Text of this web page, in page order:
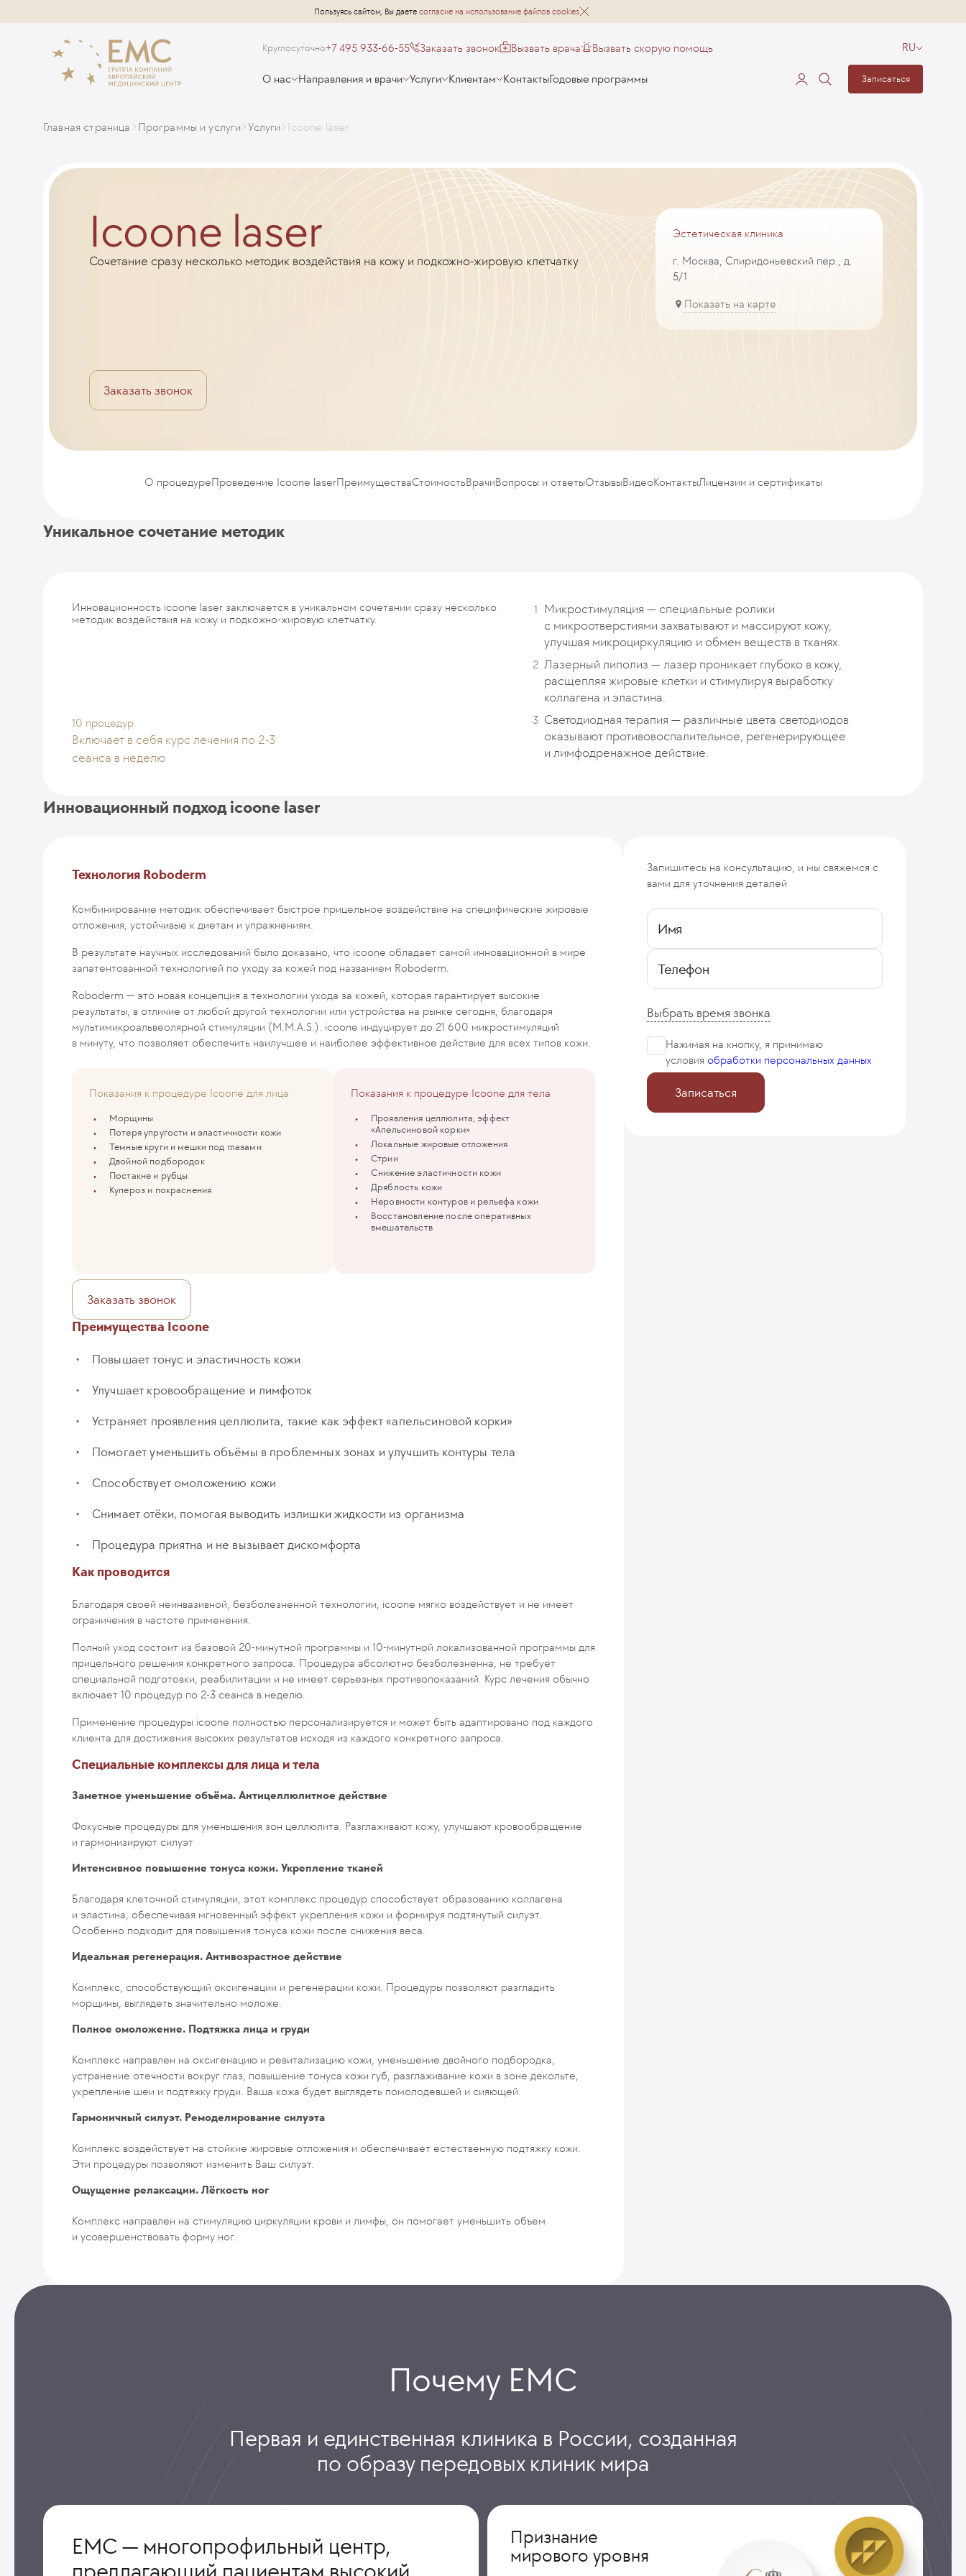
Пользуясь сайтом, Вы даете согласие на использование файлов cookies
Круглосуточно+7 495 933-66-55 Заказать звонок Вызвать врача Вызвать скорую помощь RU
О нас Направления и врачи Услуги Клиентам КонтактыГодовые программы Записаться
Главная страница Программы и услуги Услуги Icoone laser
Icoone laser
Сочетание сразу несколько методик воздействия на кожу и подкожно-жировую клетчатку
Заказать звонок
Эстетическая клиника
г. Москва, Спиридоньевский пер., д.
5/1
Показать на карте
О процедуреПроведение Icoone laserПреимуществаСтоимостьВрачиВопросы и ответыОтзывыВидеоКонтактыЛицензии и сертификаты
Уникальное сочетание методик
Инновационность icoone laser заключается в уникальном сочетании сразу несколько
методик воздействия на кожу и подкожно-жировую клетчатку.
10 процедур
Включает в себя курс лечения по 2-3
сеанса в неделю
Микростимуляция — специальные ролики
с микроотверстиями захватывают и массируют кожу,
улучшая микроциркуляцию и обмен веществ в тканях.
Лазерный липолиз — лазер проникает глубоко в кожу,
расщепляя жировые клетки и стимулируя выработку
коллагена и эластина.
Светодиодная терапия — различные цвета светодиодов
оказывают противовоспалительное, регенерирующее
и лимфодренажное действие.
Инновационный подход icoone laser
Технология Roboderm
Комбинирование методик обеспечивает быстрое прицельное воздействие на специфические жировые
отложения, устойчивые к диетам и упражнениям.
В результате научных исследований было доказано, что icoone обладает самой инновационной в мире
запатентованной технологией по уходу за кожей под названием Roboderm.
Roboderm — это новая концепция в технологии ухода за кожей, которая гарантирует высокие
результаты, в отличие от любой другой технологии или устройства на рынке сегодня, благодаря
мультимикроальвеолярной стимуляции (M.M.A.S.). icoone индуцирует до 21 600 микростимуляций
в минуту, что позволяет обеспечить наилучшее и наиболее эффективное действие для всех типов кожи.
Показания к процедуре Icoone для лица
Морщины
Потеря упругости и эластичности кожи
Темные круги и мешки под глазами
Двойной подбородок
Постакне и рубцы
Купероз и покраснения
Показания к процедуре Icoone для тела
Проявления целлюлита, эффект
«Апельсиновой корки»
Локальные жировые отложения
Стрии
Снижение эластичности кожи
Дряблость кожи
Неровности контуров и рельефа кожи
Восстановление после оперативных
вмешательств
Заказать звонок
Преимущества Icoone
Повышает тонус и эластичность кожи
Улучшает кровообращение и лимфоток
Устраняет проявления целлюлита, такие как эффект «апельсиновой корки»
Помогает уменьшить объёмы в проблемных зонах и улучшить контуры тела
Способствует омоложению кожи
Снимает отёки, помогая выводить излишки жидкости из организма
Процедура приятна и не вызывает дискомфорта
Как проводится
Благодаря своей неинвазивной, безболезненной технологии, icoone мягко воздействует и не имеет
ограничения в частоте применения.
Полный уход состоит из базовой 20-минутной программы и 10-минутной локализованной программы для
прицельного решения конкретного запроса. Процедура абсолютно безболезненна, не требует
специальной подготовки, реабилитации и не имеет серьезных противопоказаний. Курс лечения обычно
включает 10 процедур по 2-3 сеанса в неделю.
Применение процедуры icoone полностью персонализируется и может быть адаптировано под каждого
клиента для достижения высоких результатов исходя из каждого конкретного запроса.
Специальные комплексы для лица и тела
Заметное уменьшение объёма. Антицеллюлитное действие
Фокусные процедуры для уменьшения зон целлюлита. Разглаживают кожу, улучшают кровообращение
и гармонизируют силуэт
Интенсивное повышение тонуса кожи. Укрепление тканей
Благодаря клеточной стимуляции, этот комплекс процедур способствует образованию коллагена
и эластина, обеспечивая мгновенный эффект укрепления кожи и формируя подтянутый силуэт.
Особенно подходит для повышения тонуса кожи после снижения веса.
Идеальная регенерация. Антивозрастное действие
Комплекс, способствующий оксигенации и регенерации кожи. Процедуры позволяют разгладить
морщины, выглядеть значительно моложе.
Полное омоложение. Подтяжка лица и груди
Комплекс направлен на оксигенацию и ревитализацию кожи, уменьшение двойного подбородка,
устранение отечности вокруг глаз, повышение тонуса кожи губ, разглаживание кожи в зоне декольте,
укрепление шеи и подтяжку груди. Ваша кожа будет выглядеть помолодевшей и сияющей.
Гармоничный силуэт. Ремоделирование силуэта
Комплекс воздействует на стойкие жировые отложения и обеспечивает естественную подтяжку кожи.
Эти процедуры позволяют изменить Ваш силуэт.
Ощущение релаксации. Лёгкость ног
Комплекс направлен на стимуляцию циркуляции крови и лимфы, он помогает уменьшить объем
и усовершенствовать форму ног.
Запишитесь на консультацию, и мы свяжемся с
вами для уточнения деталей
Имя
Телефон
Выбрать время звонка
Нажимая на кнопку, я принимаю
условия обработки персональных данных
Записаться
Почему ЕМС
Первая и единственная клиника в России, созданная
по образу передовых клиник мира
ЕМС — многопрофильный центр,
Признание
мирового уровня